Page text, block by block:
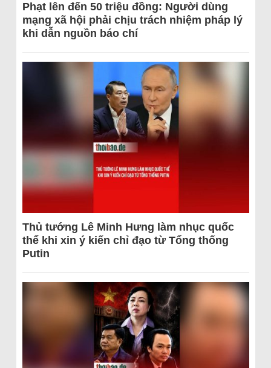
Phạt lên đến 50 triệu đồng: Người dùng
mạng xã hội phải chịu trách nhiệm pháp lý
khi dẫn nguồn báo chí
Thủ tướng Lê Minh Hưng làm nhục quốc
thể khi xin ý kiến chỉ đạo từ Tổng thống
Putin